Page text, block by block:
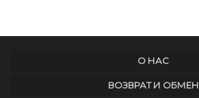
О НАС
ВОЗВРАТ И ОБМЕН